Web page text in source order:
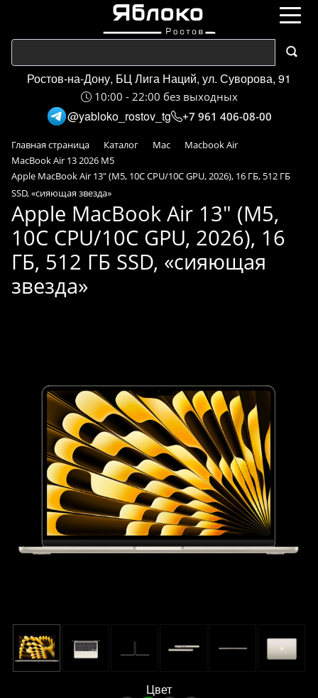
Ростов-на-Дону, БЦ Лига Наций, ул. Суворова, 91
10:00 - 22:00 без выходных
@yabloko_rostov_tg +7 961 406-08-00
Главная страница Каталог Mac
Macbook Air
MacBook Air 13 2026 M5
Apple MacBook Air 13" (M5, 10C CPU/10C GPU, 2026), 16 ГБ, 512 ГБ
SSD, «сияющая звезда»
Apple MacBook Air 13" (M5,
10C CPU/10C GPU, 2026), 16
ГБ, 512 ГБ SSD, «сияющая
звезда»
Цвет